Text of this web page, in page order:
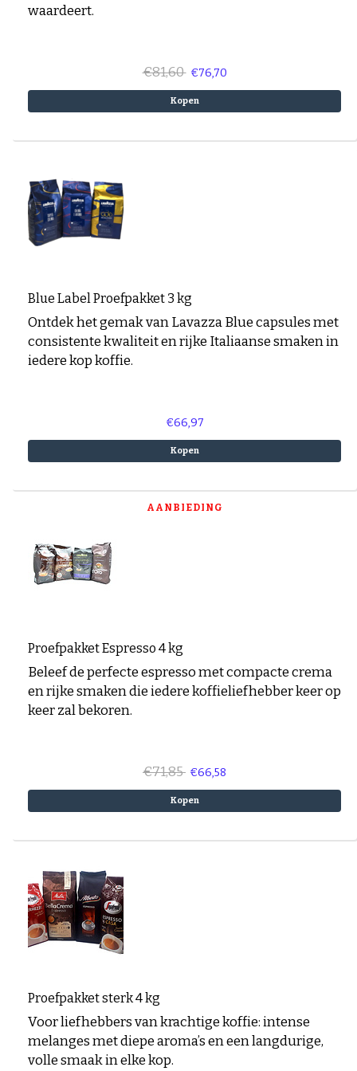
waardeert.
€81,60 €76,70
Kopen
Blue Label Proefpakket 3 kg
Ontdek het gemak van Lavazza Blue capsules met
consistente kwaliteit en rijke Italiaanse smaken in
iedere kop koffie.
€66,97
Kopen
AANBIEDING
Proefpakket Espresso 4 kg
Beleef de perfecte espresso met compacte crema
en rijke smaken die iedere koffieliefhebber keer op
keer zal bekoren.
€71,85 €66,58
Kopen
Proefpakket sterk 4 kg
Voor liefhebbers van krachtige koffie: intense
melanges met diepe aroma’s en een langdurige,
volle smaak in elke kop.